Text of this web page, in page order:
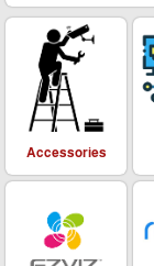
Accessories